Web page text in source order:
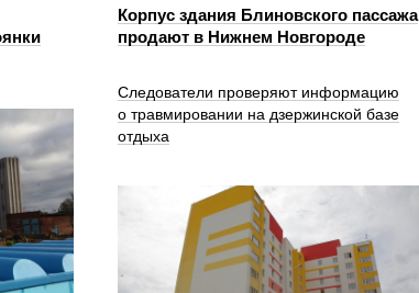
Корпус здания Блиновского пассажа
продают в Нижнем Новгороде
Следователи проверяют информацию
о травмировании на дзержинской базе
отдыха